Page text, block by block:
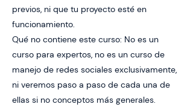
previos, ni que tu proyecto esté en
funcionamiento.
Qué no contiene este curso: No es un
curso para expertos, no es un curso de
manejo de redes sociales exclusivamente,
ni veremos paso a paso de cada una de
ellas si no conceptos más generales.